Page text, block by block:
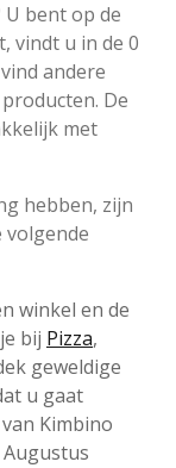
bent op de
vindt u in de 0
andere
De
met
hebben, zijn
volgende
winkel en de
bij Pizza,
geweldige
u gaat
Kimbino